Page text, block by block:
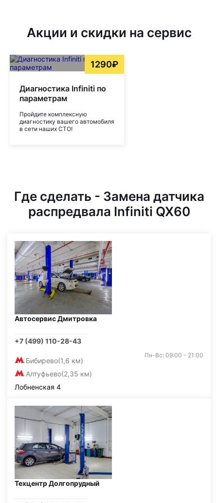
Акции и скидки на сервис
1290₽
Диагностика Infiniti по
параметрам
Пройдите комплексную
диагностику вашего автомобиля
в сети наших СТО!
Где сделать - Замена датчика
распредвала Infiniti QX60
Автосервис Дмитровка
+7 (499) 110-28-43
Бибирево(1,6 км)
Алтуфьево(2,35 км)
Пн-Вс: 09:00 - 21:00
Лобненская 4
Техцентр Долгопрудный